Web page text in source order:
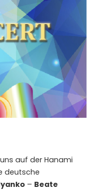
auf der Hanami
deutsche
– Beate